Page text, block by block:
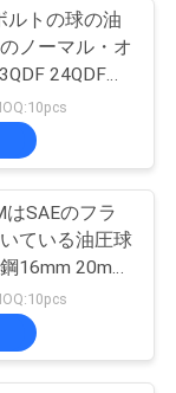
ルトの球の油
ノーマル・オ
24QDFを
はSAEのフラ
ている油圧球
16mm 20mm
径を止めまし